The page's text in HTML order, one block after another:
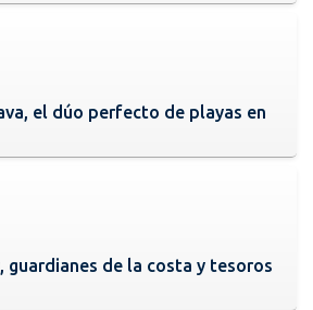
el dúo perfecto de playas en
guardianes de la costa y tesoros